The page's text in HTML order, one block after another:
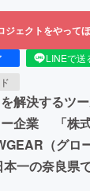
ジェクトをやって
LINEで送
解決するツ
ー企業 「株
（グロ
一の奈良県